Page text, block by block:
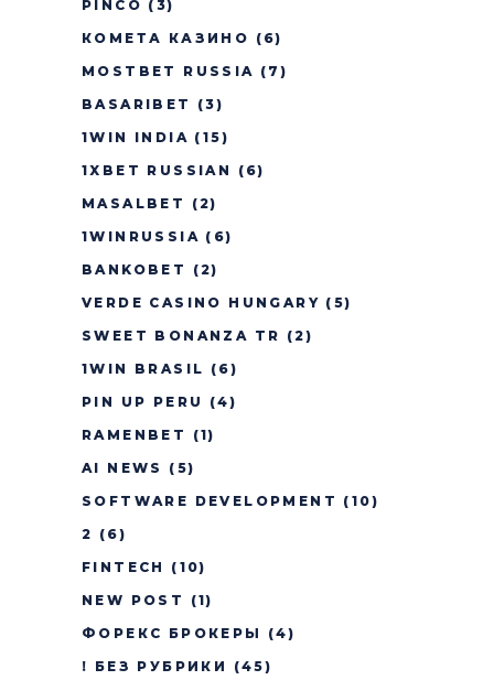
PINCO (3)
КОМЕТА КАЗИНО (6)
MOSTBET RUSSIA (7)
BASARIBET
(3)
1WIN INDIA (15)
1XBET RUSSIAN
(6)
MASALBET
(2)
1WINRUSSIA (6)
BANKOBET
(2)
VERDE CASINO HUNGARY (5)
SWEET BONANZA TR (2)
1WIN BRASIL (6)
PIN UP PERU
(4)
RAMENBET
(1)
AI NEWS
(5)
SOFTWARE DEVELOPMENT (10)
2 (6)
FINTECH
(10)
NEW POST
(1)
ФОРЕКС БРОКЕРЫ
(4)
! БЕЗ РУБРИКИ
(45)